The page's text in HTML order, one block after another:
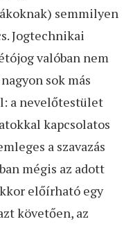
semmilyen
Jogtechnikai
valóban nem
sok más
a nevelőtestület
kapcsolatos
a szavazás
mégis az adott
előírható egy
követően, az